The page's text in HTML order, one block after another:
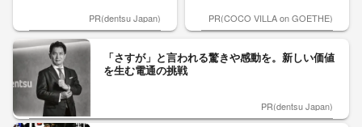
PR(dentsu Japan) PR(COCO VILLA on GOETHE)
「さすが」と言われる驚きや感動を。新しい価値
を生む電通の挑戦
PR(dentsu Japan)